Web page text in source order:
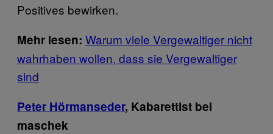
Positives bewirken.
Mehr lesen: Warum viele Vergewaltiger nicht
wahrhaben wollen, dass sie Vergewaltiger
sind
Peter Hörmanseder, Kabarettist bei
maschek